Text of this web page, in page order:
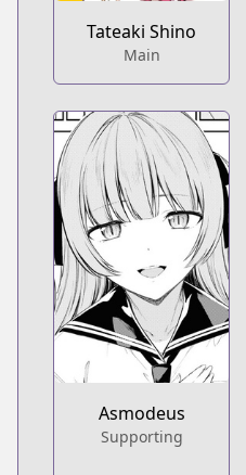
Tateaki Shino
Main
Asmodeus
Supporting